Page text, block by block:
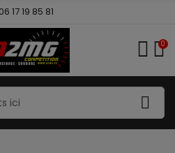
06 17 19 85 81
0